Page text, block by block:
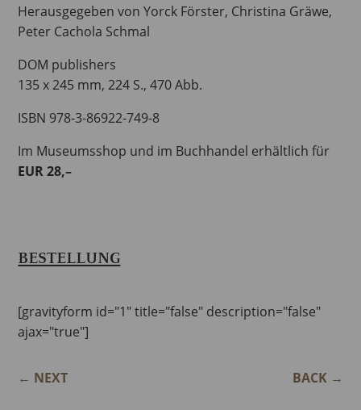
Herausgegeben von Yorck Förster, Christina Gräwe,
Peter Cachola Schmal
DOM publishers
135 x 245 mm, 224 S., 470 Abb.
ISBN 978-3-86922-749-8
Im Museumsshop und im Buchhandel erhältlich für
EUR 28,–
BESTELLUNG
[gravityform id="1" title="false" description="false"
ajax="true"]
← NEXT BACK→